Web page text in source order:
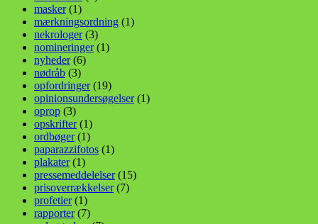
masker(1)
mærkningsordning (1)
nekrologer(3)
nomineringer(1)
nyheder(6)
nødråb (3)
opfordringer(19)
opinionsundersøgelser(1)
oprop (3)
opskrifter(1)
ordbøger(1)
paparazzifotos (1)
plakater(1)
pressemeddelelser(15)
prisoverrækkelser(7)
profetier(1)
rapporter(7)